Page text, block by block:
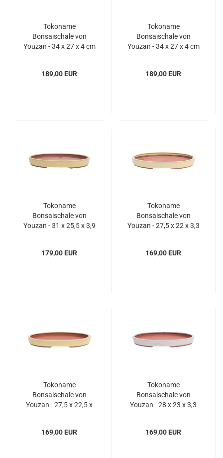
Tokoname
Bonsaischale von
Youzan - 34 x 27 x 4 cm
189,00 EUR
Tokoname
Bonsaischale von
Youzan - 34 x 27 x 4 cm
189,00 EUR
Tokoname
Bonsaischale von
Youzan - 31 x 25,5 x 3,9
179,00 EUR
Tokoname
Bonsaischale von
Youzan - 27,5 x 22 x 3,3
169,00 EUR
Tokoname
Bonsaischale von
Youzan - 27,5 x 22,5 x
169,00 EUR
Tokoname
Bonsaischale von
Youzan - 28 x 23 x 3,3
169,00 EUR